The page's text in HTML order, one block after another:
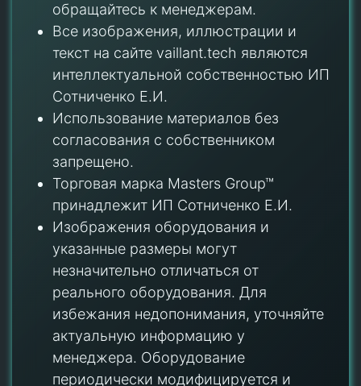
обращайтесь к менеджерам.
Все изображения, иллюстрации и
текст на сайте vaillant.tech являются
интеллектуальной собственностью ИП
Сотниченко Е.И.
Использование материалов без
согласования с собственником
запрещено.
Торговая марка Masters Group™
принадлежит ИП Сотниченко Е.И.
Изображения оборудования и
указанные размеры могут
незначительно отличаться от
реального оборудования. Для
избежания недопонимания, уточняйте
актуальную информацию у
менеджера. Оборудование
периодически модифицируется и